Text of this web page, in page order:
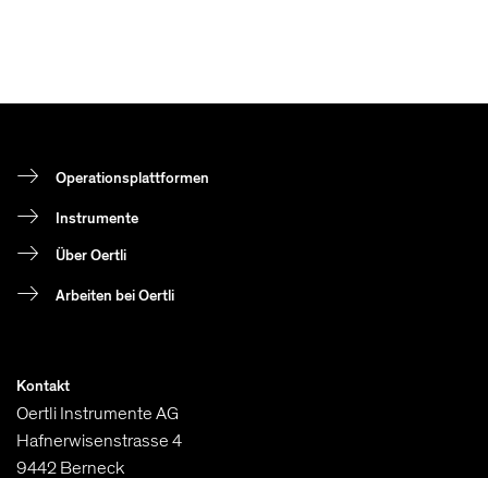
Operationsplattformen
Instrumente
Über Oertli
Arbeiten bei Oertli
Kontakt
Oertli Instrumente AG
Hafnerwisenstrasse 4
9442 Berneck